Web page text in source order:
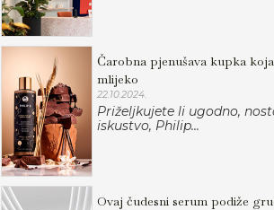
Čarobna pjenušava kupka
mlijeko
22.10.2024.
Priželjkujete li ugodno,
iskustvo, Philip...
Ovaj čudesni serum podiže